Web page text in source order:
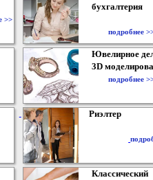
>>
бухгалтерия
подробнее
Ювелирное
3D
подробнее
Риэлтер
Классический